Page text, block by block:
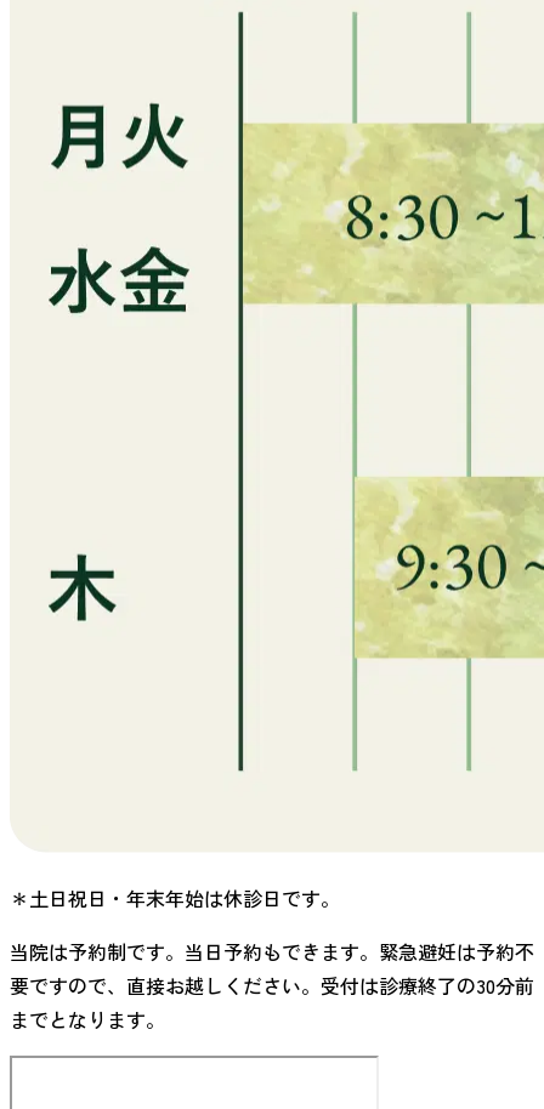
＊土日祝日・年末年始は休診日です。
当院は予約制です。当日予約もできます。緊急避妊は予約不
要ですので、直接お越しください。受付は診療終了の30分前
までとなります。